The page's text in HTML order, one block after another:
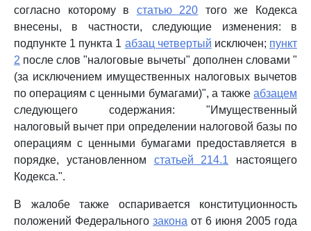
согласно которому в статью 220 того же Кодекса
внесены, в частности, следующие изменения: в
подпункте 1 пункта 1 абзац четвертый исключен; пункт
2 после слов "налоговые вычеты" дополнен словами "
(за исключением имущественных налоговых вычетов
по операциям с ценными бумагами)", а также абзацем
следующего содержания: "Имущественный
налоговый вычет при определении налоговой базы по
операциям с ценными бумагами предоставляется в
порядке, установленном статьей 214.1 настоящего
Кодекса.".
В жалобе также оспаривается конституционность
положений Федерального закона от 6 июня 2005 года